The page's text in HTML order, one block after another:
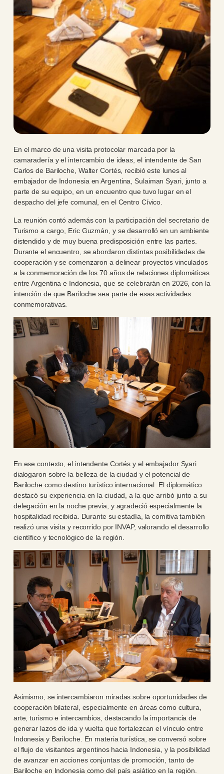
En el marco de una visita protocolar marcada por la
camaradería y el intercambio de ideas, el intendente de San
Carlos de Bariloche, Walter Cortés, recibió este lunes al
embajador de Indonesia en Argentina, Sulaiman Syari, junto a
parte de su equipo, en un encuentro que tuvo lugar en el
despacho del jefe comunal, en el Centro Cívico.
La reunión contó además con la participación del secretario de
Turismo a cargo, Eric Guzmán, y se desarrolló en un ambiente
distendido y de muy buena predisposición entre las partes.
Durante el encuentro, se abordaron distintas posibilidades de
cooperación y se comenzaron a delinear proyectos vinculados
a la conmemoración de los 70 años de relaciones diplomáticas
entre Argentina e Indonesia, que se celebrarán en 2026, con la
intención de que Bariloche sea parte de esas actividades
conmemorativas.
En ese contexto, el intendente Cortés y el embajador Syari
dialogaron sobre la belleza de la ciudad y el potencial de
Bariloche como destino turístico internacional. El diplomático
destacó su experiencia en la ciudad, a la que arribó junto a su
delegación en la noche previa, y agradeció especialmente la
hospitalidad recibida. Durante su estadía, la comitiva también
realizó una visita y recorrido por INVAP, valorando el desarrollo
científico y tecnológico de la región.
Asimismo, se intercambiaron miradas sobre oportunidades de
cooperación bilateral, especialmente en áreas como cultura,
arte, turismo e intercambios, destacando la importancia de
generar lazos de ida y vuelta que fortalezcan el vínculo entre
Indonesia y Bariloche. En materia turística, se conversó sobre
el flujo de visitantes argentinos hacia Indonesia, y la posibilidad
de avanzar en acciones conjuntas de promoción, tanto de
Bariloche en Indonesia como del país asiático en la región.